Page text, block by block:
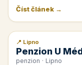
Číst článek →
📰 PR článek
📍 Lipno
Penzion U
penzion · Lipno